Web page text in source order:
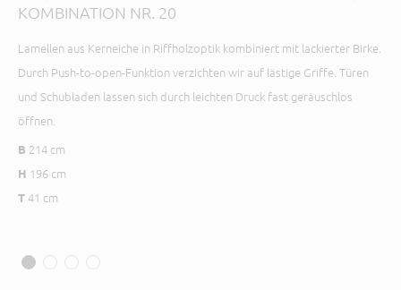
KOMBINATION NR. 20
Lamellen aus Kerneiche in Riffholzoptik kombiniert mit lackierter Birke.
Durch Push-to-open-Funktion verzichten wir auf lästige Griffe. Türen
und Schubladen lassen sich durch leichten Druck fast geräuschlos
öffnen.
B 214 cm
H 196 cm
T 41 cm